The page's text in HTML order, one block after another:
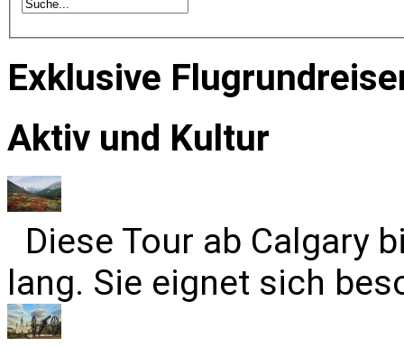
Exklusive
Aktiv und Kultur
Diese Tour ab Calgary
lang. Sie eignet sich